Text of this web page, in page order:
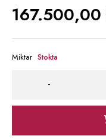
167.500,00
Miktar Stokta